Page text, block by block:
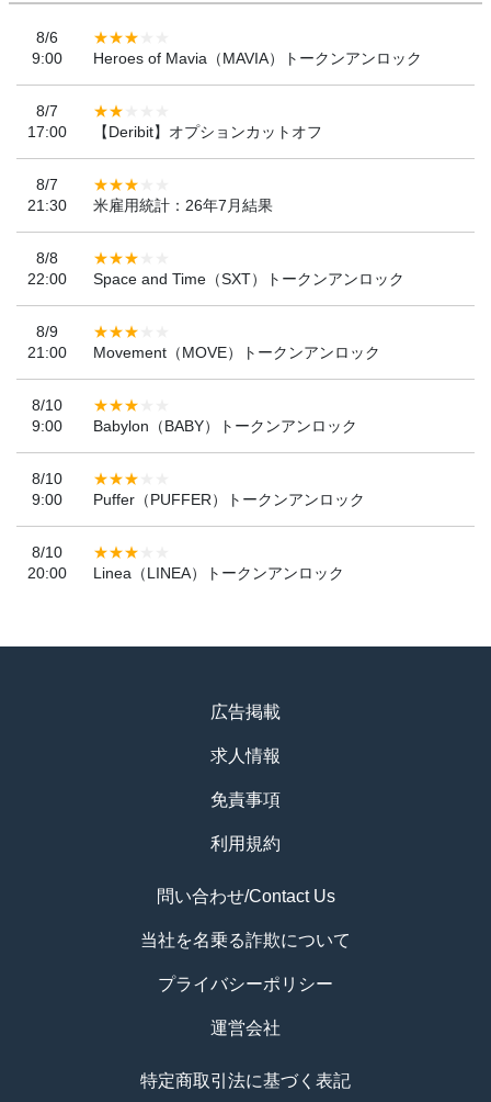
8/6
9:00
Heroes of Mavia（MAVIA）トークンアンロック
8/7
17:00
【Deribit】オプションカットオフ
8/7
21:30
米雇用統計：26年7月結果
8/8
22:00
Space and Time（SXT）トークンアンロック
8/9
21:00
Movement（MOVE）トークンアンロック
8/10
9:00
Babylon（BABY）トークンアンロック
8/10
9:00
Puffer（PUFFER）トークンアンロック
8/10
20:00
Linea（LINEA）トークンアンロック
広告掲載
求人情報
免責事項
利用規約
問い合わせ/Contact Us
当社を名乗る詐欺について
プライバシーポリシー
運営会社
特定商取引法に基づく表記